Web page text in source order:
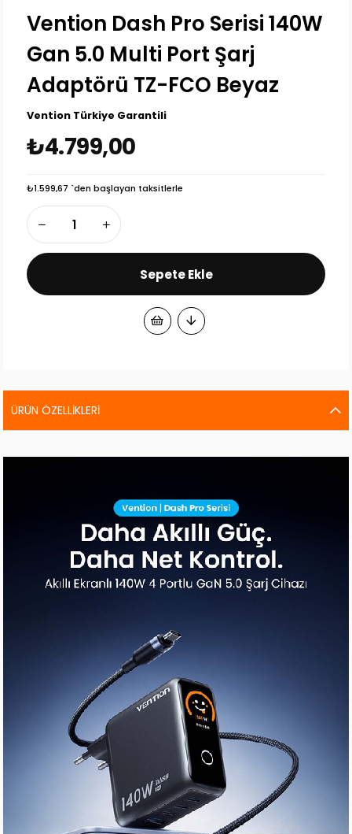
Vention Dash Pro Serisi 140W
Gan 5.0 Multi Port Şarj
Adaptörü TZ-FCO Beyaz
Vention Türkiye Garantili
₺4.799,00
₺1.599,67 `den başlayan taksitlerle
ÜRÜN ÖZELLIKLERI